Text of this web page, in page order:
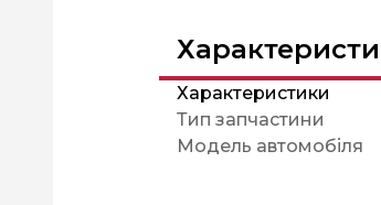
Характеристики
Тип запчастини
Модель автомобіля